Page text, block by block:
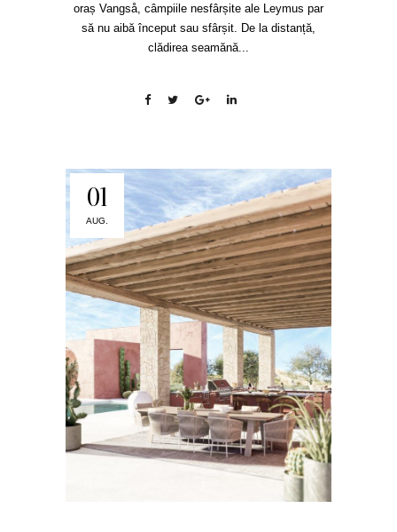
oraș Vangså, câmpiile nesfârșite ale Leymus par
să nu aibă început sau sfârșit. De la distanță,
clădirea seamănă...
01
AUG.